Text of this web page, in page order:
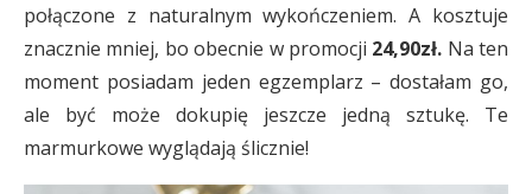
połączone z naturalnym wykończeniem. A kosztuje
znacznie mniej, bo obecnie w promocji 24,90zł. Na ten
moment posiadam jeden egzemplarz – dostałam go,
ale być może dokupię jeszcze jedną sztukę. Te
marmurkowe wyglądają ślicznie!